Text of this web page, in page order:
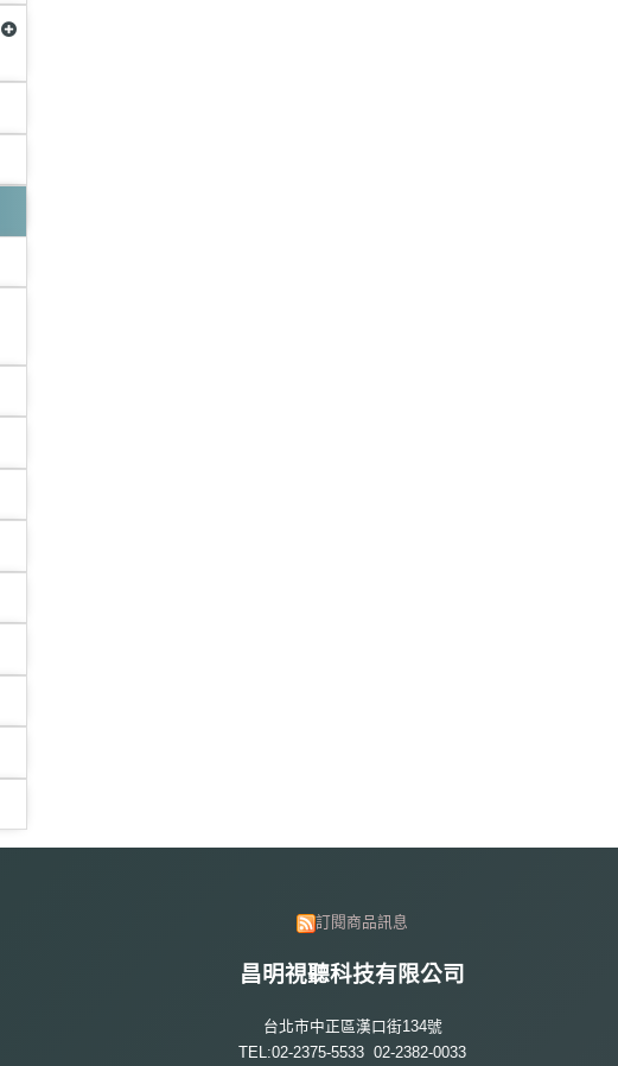
訂閱商品訊息
昌明視聽科技有限公司
台北市中正區漢口街134號
TEL:02-2375-5533 02-2382-0033